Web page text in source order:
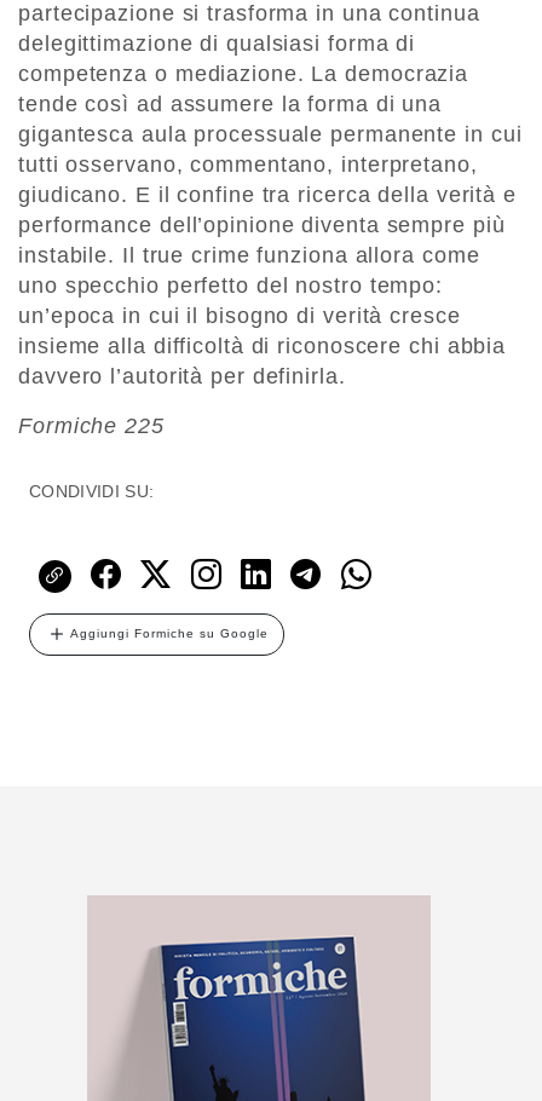
partecipazione si trasforma in una continua
delegittimazione di qualsiasi forma di
competenza o mediazione. La democrazia
tende così ad assumere la forma di una
gigantesca aula processuale permanente in cui
tutti osservano, commentano, interpretano,
giudicano. E il confine tra ricerca della verità e
performance dell’opinione diventa sempre più
instabile. Il true crime funziona allora come
uno specchio perfetto del nostro tempo:
un’epoca in cui il bisogno di verità cresce
insieme alla difficoltà di riconoscere chi abbia
davvero l’autorità per definirla.
Formiche 225
CONDIVIDI SU:
Aggiungi Formiche su Google